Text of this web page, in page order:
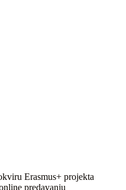
Erasmus+ projekta
predavanju